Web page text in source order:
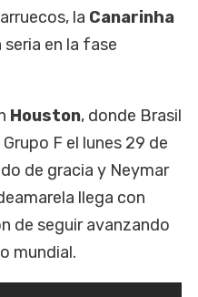
la Canarinha
en la fase
Houston, donde Brasil
F el lunes 29 de
de gracia y Neymar
llega con
de seguir avanzando
mundial.